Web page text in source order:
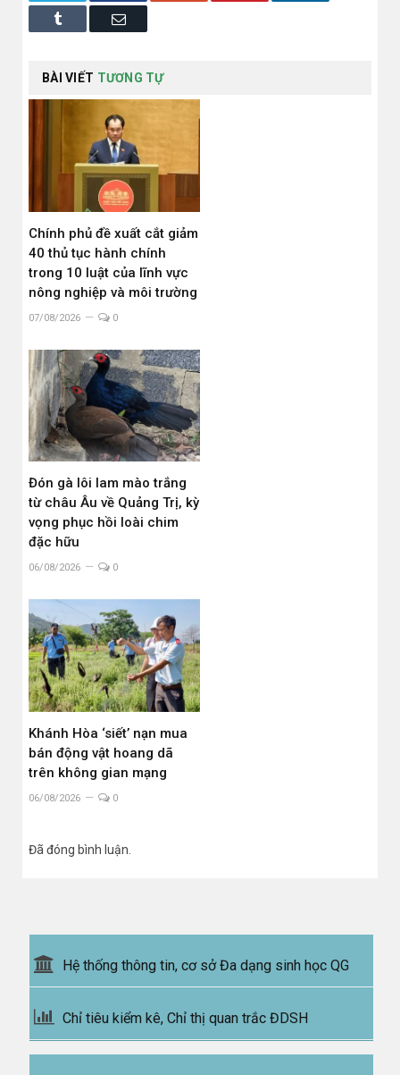
Tumblr Email
BÀI VIẾT TƯƠNG TỰ
Chính phủ đề xuất cắt giảm
40 thủ tục hành chính
trong 10 luật của lĩnh vực
nông nghiệp và môi trường
07/08/2026 0
Đón gà lôi lam mào trắng
từ châu Âu về Quảng Trị, kỳ
vọng phục hồi loài chim
đặc hữu
06/08/2026 0
Khánh Hòa ‘siết’ nạn mua
bán động vật hoang dã
trên không gian mạng
06/08/2026 0
Đã đóng bình luận.
Hệ thống thông tin, cơ sở Đa dạng sinh học QG
Chỉ tiêu kiểm kê, Chỉ thị quan trắc ĐDSH